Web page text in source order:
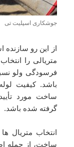
جوشکاری اسپلیت تی
از این رو سازنده
متریالی را
فرسودگی ولو
باشد. کیفیت
ساخت مورد
گرفته شده باشد.
انتخاب متریال